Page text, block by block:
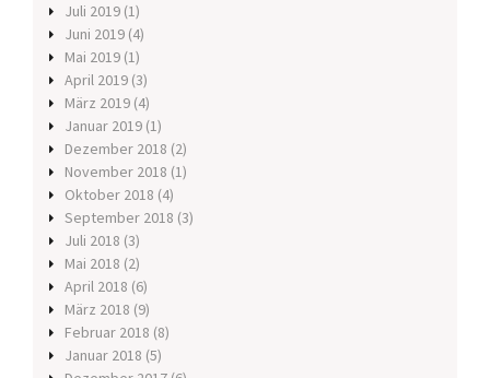
Juli 2019 (1)
Juni 2019 (4)
Mai 2019 (1)
April 2019 (3)
März 2019 (4)
Januar 2019 (1)
Dezember 2018 (2)
November 2018 (1)
Oktober 2018 (4)
September 2018 (3)
Juli 2018 (3)
Mai 2018 (2)
April 2018 (6)
März 2018 (9)
Februar 2018 (8)
Januar 2018 (5)